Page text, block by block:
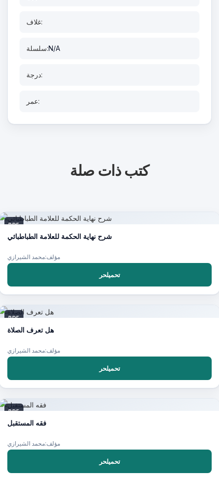
غلاف:
سلسلة:N/A
درجة:
عمر:
كتب ذات صلة
PDF
شرح نهاية الحكمة للعلامة الطباطبائي
مؤلف:محمد الشيرازي
تحميلحر
PDF
هل تعرف الصلاة
مؤلف:محمد الشيرازي
تحميلحر
PDF
فقه المستقبل
مؤلف:محمد الشيرازي
تحميلحر